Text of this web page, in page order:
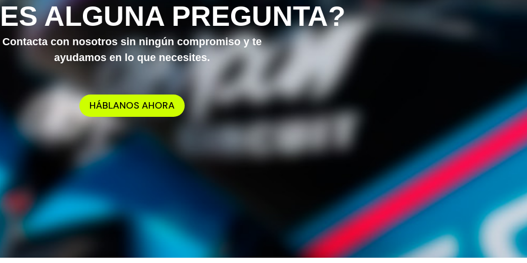
ALGUNA PREGUNTA?
Contacta con nosotros sin ningún compromiso y te
ayudamos en lo que necesites.
HÁBLANOS AHORA